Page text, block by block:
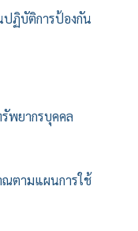
ปฏิบัติการป้องกัน
พยากรบุคคล
ณตามแผนการใช้